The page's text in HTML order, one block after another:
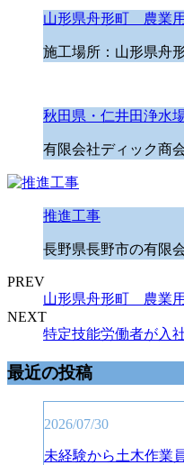
山形県舟形町 農業
施工場所：山形県舟
秋田県・仁井田浄水
有限会社ディック商
推進工事
長野県長野市の有限
PREV
山形県舟形町 農業
NEXT
特定技能労働者が入
最近の投稿
2026/07/30
未経験から土木作業